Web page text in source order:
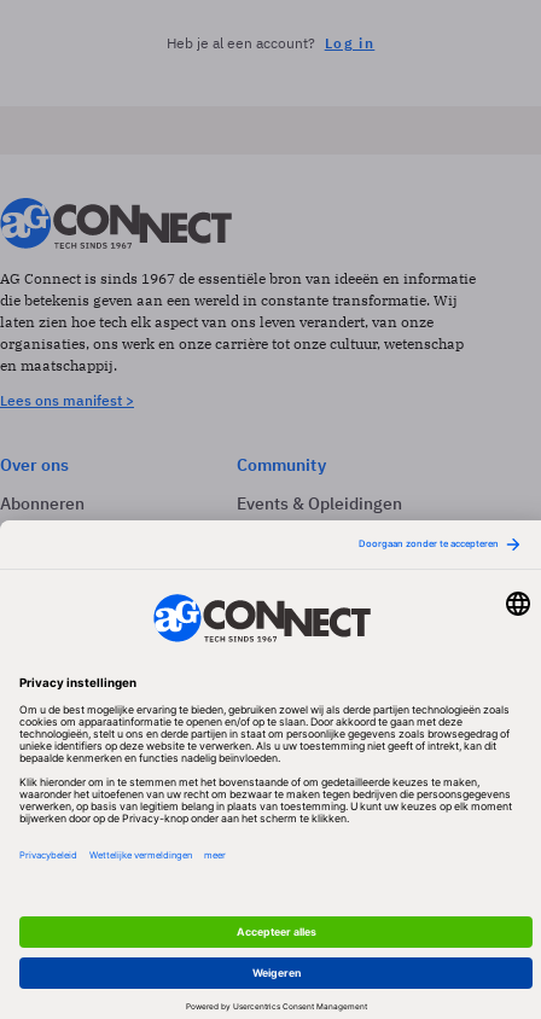
Heb je al een account? Log in
AG Connect is sinds 1967 de essentiële bron van ideeën en informatie
die betekenis geven aan een wereld in constante transformatie. Wij
laten zien hoe tech elk aspect van ons leven verandert, van onze
organisaties, ons werk en onze carrière tot onze cultuur, wetenschap
en maatschappij.
Lees ons manifest >
Over ons
Abonneren
Adverteren
Community
Events & Opleidingen
Volg ons
Redactionele partner
Algemene Voorwaarden & Copyrights